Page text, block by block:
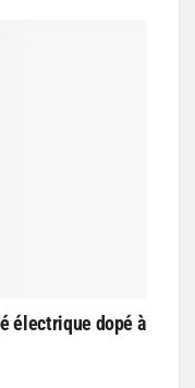
électrique dopé à